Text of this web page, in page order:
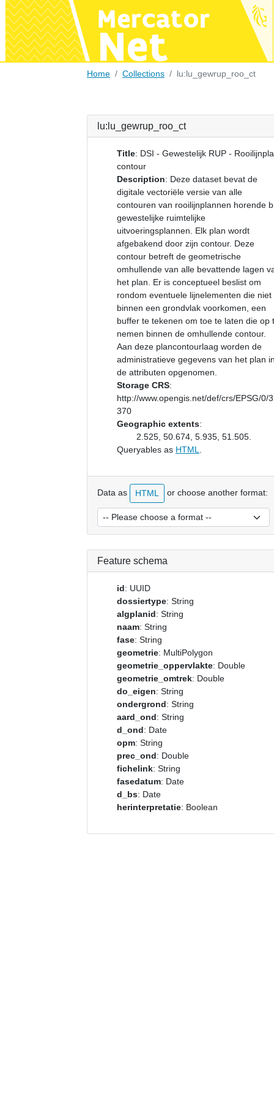
Home Collections lu:lu_gewrup_roo_ct
lu:lu_gewrup_roo_ct
Title: DSI - Gewestelijk RUP -
contour
Description: Deze dataset bevat de
digitale vectoriële versie van alle
contouren van rooilijnplannen horende
gewestelijke ruimtelijke
uitvoeringsplannen. Elk plan wordt
afgebakend door zijn contour. Deze
contour betreft de geometrische
omhullende van alle bevattende lagen
het plan. Er is conceptueel beslist om
rondom eventuele lijnelementen die niet
binnen een grondvlak voorkomen, een
buffer te tekenen om toe te laten die op
nemen binnen de omhullende contour.
Aan deze plancontourlaag worden de
administratieve gegevens van het plan
de attributen opgenomen.
Storage CRS:
http://www.opengis.net/def/crs/EPSG/0/
370
Geographic extents:
2.525, 50.674, 5.935, 51.505.
Queryables as HTML
Data as HTML or choose another format:
Feature schema
id: UUID
dossiertype: String
algplanid: String
naam: String
fase: String
geometrie: MultiPolygon
geometrie_oppervlakte: Double
geometrie_omtrek: Double
do_eigen: String
ondergrond: String
aard_ond: String
d_ond: Date
opm: String
prec_ond: Double
fichelink: String
fasedatum: Date
d_bs: Date
herinterpretatie: Boolean